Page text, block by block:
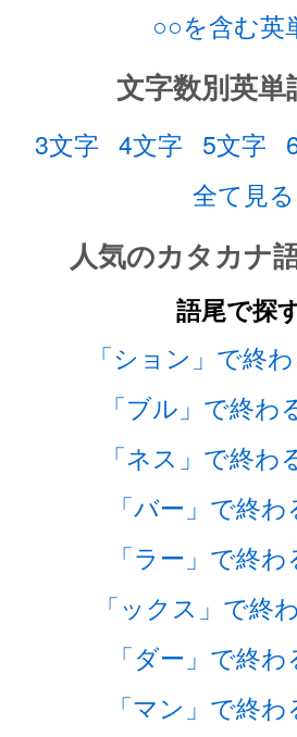
○○を含む英
文字数別英単
3文字 4文字 5文字
全て見る
人気のカタカナ
語尾で探
「ション」で終
「ブル」で終わ
「ネス」で終わ
「バー」で終わ
「ラー」で終わ
「ックス」で終
「ダー」で終わ
「マン」で終わ